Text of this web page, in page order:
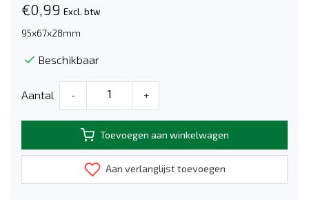
€0,99 Excl. btw
95x67x28mm
Beschikbaar
Aantal - +
Toevoegen aan winkelwagen
Aan verlanglijst toevoegen